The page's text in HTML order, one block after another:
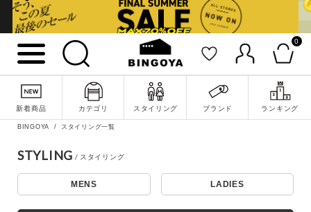
0
新着商品 カテゴリ スタイリング ブランド ランキング
詳細検索
キーワード
BINGOYA スタイリング一覧
STYLING
MENS LADIES